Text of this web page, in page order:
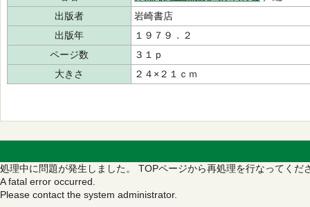
出版者
岩崎書店
出版年
１９７９．２
ページ数
３１ｐ
大きさ
２４×２１ｃｍ
処理中に問題が発生しました。 TOPページから再処理を行なってくだ
A fatal error occurred.
Please contact the system administrator.